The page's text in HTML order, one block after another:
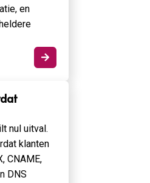
en

nul uitval.
klanten
CNAME,
DNS